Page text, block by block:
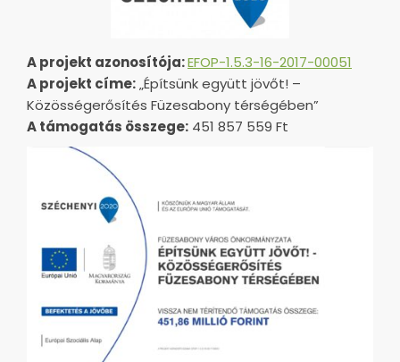
A projekt azonosítója:EFOP-1.5.3-16-2017-00051
A projekt címe:„Építsünk együtt jövőt! –
Közösségerősítés Füzesabony térségében”
A támogatás összege: 451 857 559 Ft